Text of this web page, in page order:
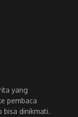
yang
pembaca
bisa dinikmati.